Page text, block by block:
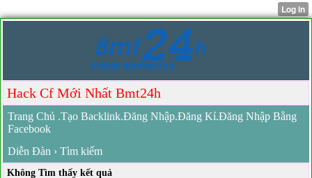
Hack Cf Mới Nhất Bmt24h
Trang Chủ .Tạo Backlink.Đăng Nhập.Đăng Kí.Đăng Nhập Bằng
Facebook
Diễn Đàn › Tìm kiếm
Không Tìm thấy kết quả